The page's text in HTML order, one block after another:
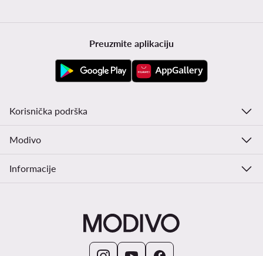
Preuzmite aplikaciju
Korisnička podrška
Modivo
Informacije